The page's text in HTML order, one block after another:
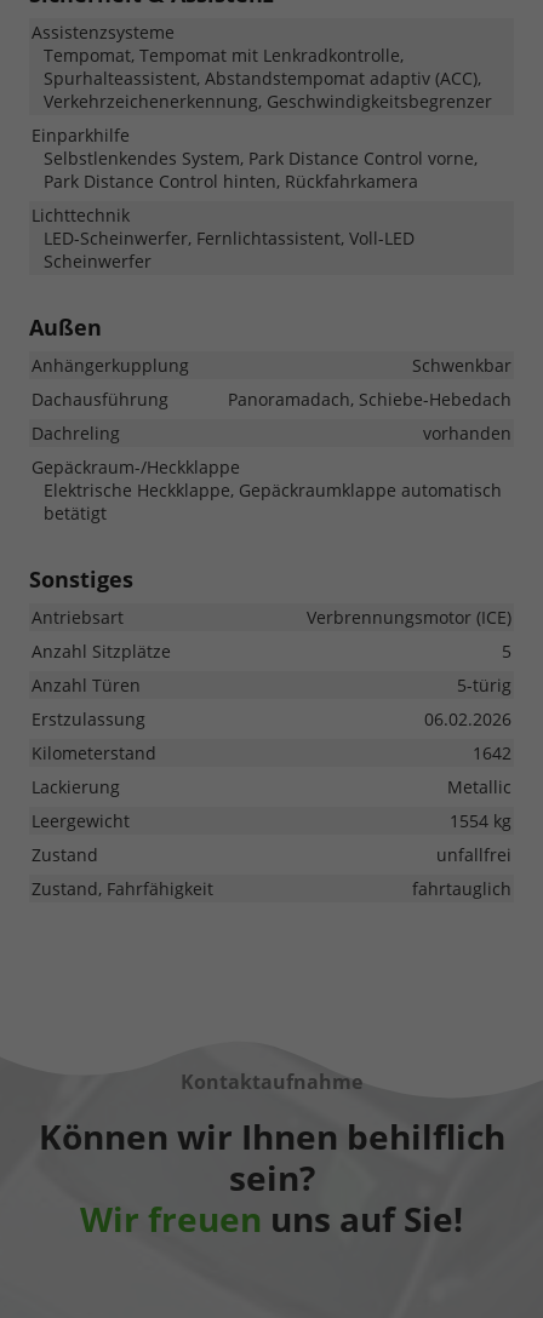
Assistenzsysteme
Tempomat, Tempomat mit Lenkradkontrolle,
Spurhalteassistent, Abstandstempomat adaptiv (ACC),
Verkehrzeichenerkennung, Geschwindigkeitsbegrenzer
Einparkhilfe
Selbstlenkendes System, Park Distance Control vorne,
Park Distance Control hinten, Rückfahrkamera
Lichttechnik
LED-Scheinwerfer, Fernlichtassistent, Voll-LED
Scheinwerfer
Außen
Anhängerkupplung
Schwenkbar
Dachausführung
Panoramadach, Schiebe-Hebedach
Dachreling
vorhanden
Gepäckraum-/Heckklappe
Elektrische Heckklappe, Gepäckraumklappe automatisch
betätigt
Sonstiges
Antriebsart
Verbrennungsmotor (ICE)
Anzahl Sitzplätze
5
Anzahl Türen
5-türig
Erstzulassung
06.02.2026
Kilometerstand
1642
Lackierung
Metallic
Leergewicht
1554 kg
Zustand
unfallfrei
Zustand, Fahrfähigkeit
fahrtauglich
Kontaktaufnahme
Können wir Ihnen behilflich
sein?
Wir freuen uns auf Sie!